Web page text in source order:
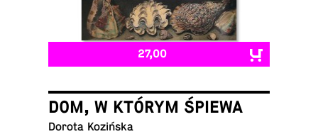
27,00
DOM, W KTÓRYM ŚPIEWA
Dorota Kozińska